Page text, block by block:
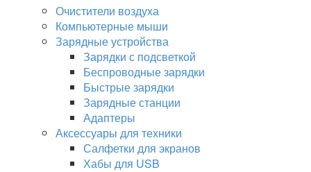
Очистители воздуха
Компьютерные мыши
Зарядные устройства
Зарядки с подсветкой
Беспроводные зарядки
Быстрые зарядки
Зарядные станции
Адаптеры
Аксессуары для техники
Салфетки для экранов
Хабы для USB